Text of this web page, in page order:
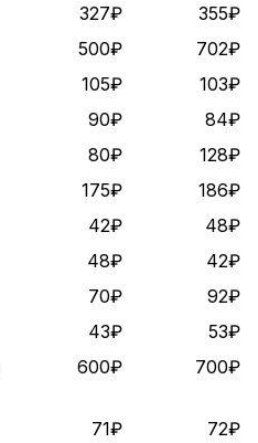
327₽
355₽
500₽
702₽
105₽
103₽
90₽
84₽
80₽
128₽
175₽
186₽
42₽
48₽
48₽
42₽
70₽
92₽
43₽
53₽
600₽ 700₽
71₽ 72₽